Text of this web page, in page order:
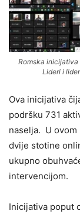
Romska
Lideri i
Ova inicijativa
podršku 731
naselja. U
dvije stotine
ukupno
intervencijom.
Inicijativa poput